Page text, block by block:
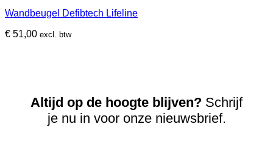
Wandbeugel Defibtech Lifeline
€ 51,00 excl. btw
Altijd op de hoogte blijven? Schrijf
je nu in voor onze nieuwsbrief.